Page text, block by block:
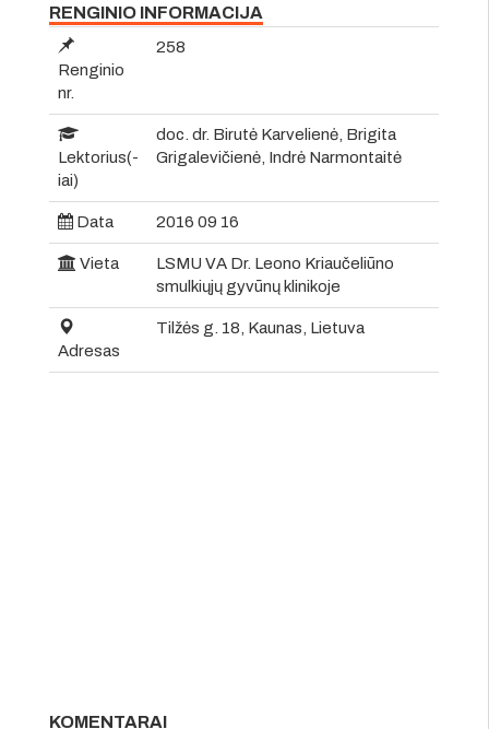
RENGINIO INFORMACIJA
Renginio
nr.
258
Lektorius(-
iai)
doc. dr. Birutė Karvelienė, Brigita
Grigalevičienė, Indrė Narmontaitė
Data 2016 09 16
Vieta
LSMU VA Dr. Leono Kriaučeliūno
smulkiųjų gyvūnų klinikoje
Adresas
Tilžės g. 18, Kaunas, Lietuva
KOMENTARAI